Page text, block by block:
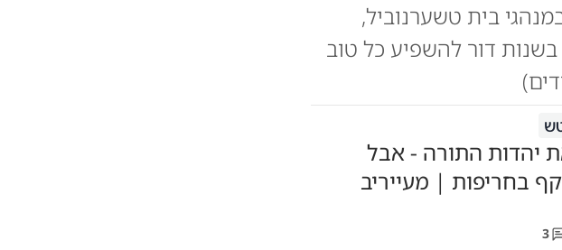
בית טשערנוביל,
דור להשפיע כל טוב
יהדות התורה - אבל
בחריפות | מעייריב
3